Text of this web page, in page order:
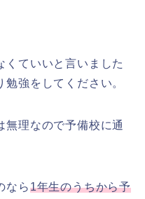
くていいと言いました
強をしてください。
無理なので予備校に通
なら1年生のうちから予